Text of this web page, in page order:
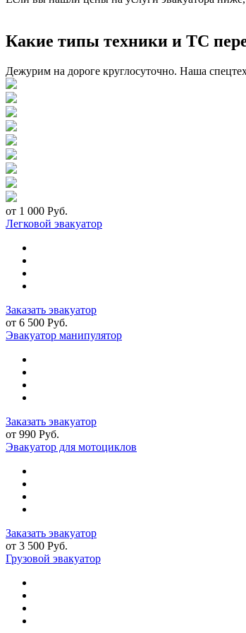
Какие типы техники и ТС
Дежурим на дороге круглосуточно. Наша
от 1 000 Руб.
Легковой эвакуатор
Заказать эвакуатор
от 6 500 Руб.
Эвакуатор манипулятор
Заказать эвакуатор
от 990 Руб.
Эвакуатор для мотоциклов
Заказать эвакуатор
от 3 500 Руб.
Грузовой эвакуатор